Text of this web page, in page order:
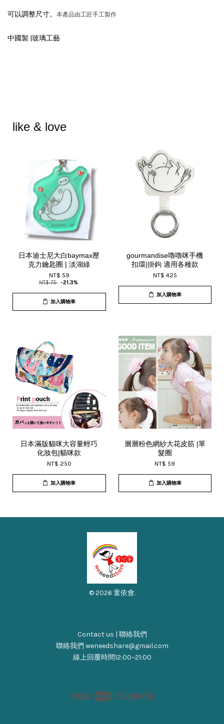
可以調整尺寸。 本產品由工匠手工製作
中國製 |玻璃工藝
like & love
日本迪士尼大白baymax壓
克力鑰匙圈 | 淡湖綠
NT$ 59
NT$ 75 -21.3%
加入購物車
gourmandise嚕嚕咪手機
扣環|掛鉤 適用各種款
NT$ 425
加入購物車
日本滿版貓咪大容量輕巧
化妝包|貓咪款
NT$ 250
加入購物車
層層粉色網紗大花皮筋 |單
髮圈
NT$ 59
加入購物車
© 2026 童依會.
Contact us | 聯絡我們
聯絡我們 weneedshare@gmail.com
線上回覆時間12:00~21:00
Visa Master